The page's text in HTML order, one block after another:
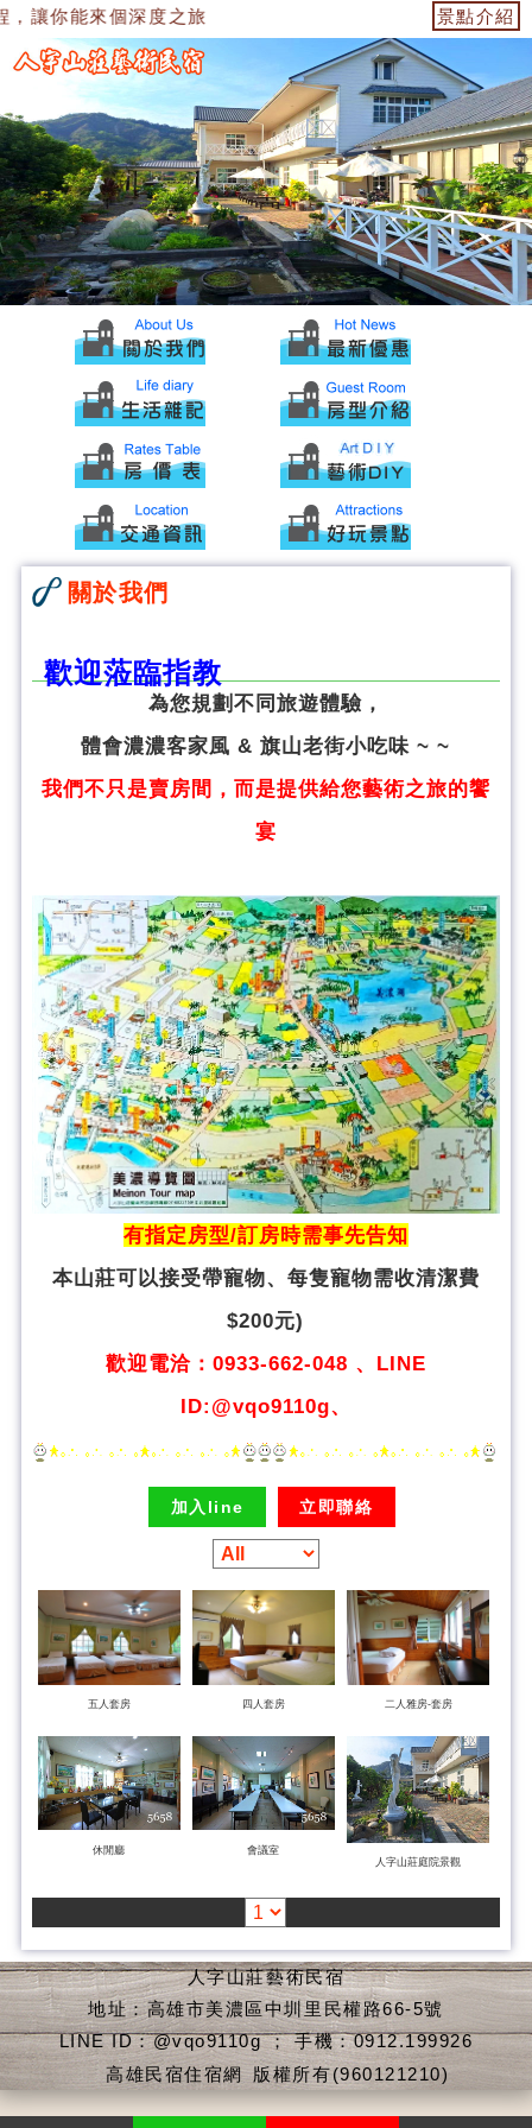
讓你能來個深度之旅 景點介紹
關於我們
歡迎蒞臨指教
為您規劃不同旅遊體驗，
體會濃濃客家風 & 旗山老街小吃味 ~ ~
我們不只是賣房間，而是提供給您藝術之旅的饗
宴
有指定房型/訂房時需事先告知
本山莊可以接受帶寵物、 每隻寵物需收清潔費
$200元)
歡迎電洽：0933-662-048 、LINE
ID:@vqo9110g、
加入line 立即聯絡
五人套房 四人套房 二人雅房-套房
休閒廳
會議室
人字山莊庭院景觀
人字山莊藝術民宿
地址：高雄市美濃區中圳里民權路66-5號
LINE ID：@vqo9110g ； 手機：0912.199926
高雄民宿住宿網 版權所有(960121210)